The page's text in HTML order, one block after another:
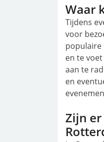
Waar
Tijdens
voor
populaire
en te
aan te
en
Zijn